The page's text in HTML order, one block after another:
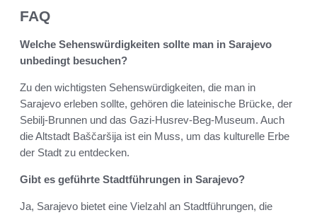
FAQ
Welche Sehenswürdigkeiten sollte man in Sarajevo
unbedingt besuchen?
Zu den wichtigsten Sehenswürdigkeiten, die man in
Sarajevo erleben sollte, gehören die lateinische Brücke, der
Sebilj-Brunnen und das Gazi-Husrev-Beg-Museum. Auch
die Altstadt Baščaršija ist ein Muss, um das kulturelle Erbe
der Stadt zu entdecken.
Gibt es geführte Stadtführungen in Sarajevo?
Ja, Sarajevo bietet eine Vielzahl an Stadtführungen, die